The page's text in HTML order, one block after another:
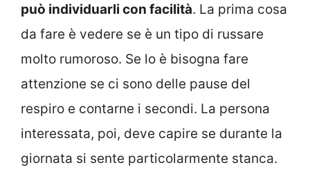
può individuarli con facilità. La prima cosa
da fare è vedere se è un tipo di russare
molto rumoroso. Se lo è bisogna fare
attenzione se ci sono delle pause del
respiro e contarne i secondi. La persona
interessata, poi, deve capire se durante la
giornata si sente particolarmente stanca.